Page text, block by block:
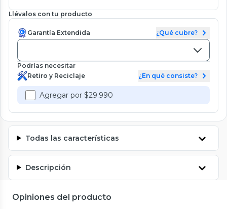
Llévalos con tu producto
Garantía Extendida ¿Qué cubre?
Podrías necesitar
Retiro y Reciclaje
¿En qué consiste?
Agregar por $29.990
Todas las características
Descripción
Opiniones del producto